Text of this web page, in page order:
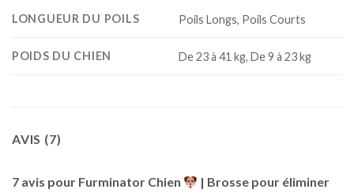
LONGUEUR DU POILS Poils Longs, Poils Courts
POIDS DU CHIEN De 23 à 41 kg, De 9 à 23 kg
AVIS (7)
7 avis pour Furminator Chien
| Brosse pour éliminer